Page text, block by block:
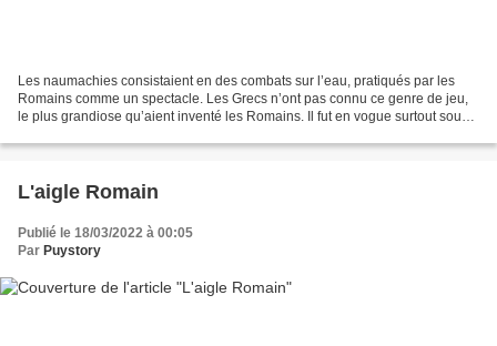
Les naumachies consistaient en des combats sur l’eau, pratiqués par les
Romains comme un spectacle. Les Grecs n’ont pas connu ce genre de jeu,
le plus grandiose qu’aient inventé les Romains. Il fut en vogue surtout sous
L'aigle Romain
Publié le 18/03/2022 à 00:05
Par Puystory